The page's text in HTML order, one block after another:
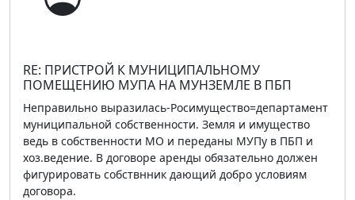
RE: ПРИСТРОЙ К МУНИЦИПАЛЬНОМУ
ПОМЕЩЕНИЮ МУПА НА МУНЗЕМЛЕ В ПБП
Неправильно выразилась-Росимущество=департамент
муниципальной собственности. Земля и имущество
ведь в собственности МО и переданы МУПу в ПБП и
хоз.ведение. В договоре аренды обязательно должен
фигурировать собствнник дающий добро условиям
договора.